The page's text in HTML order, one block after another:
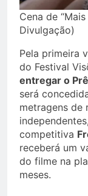
Cena de
Divulgação)
Pela primeira
do Festival
entregar o
será
metragens de
competitiva
receberá um
do filme na
meses.